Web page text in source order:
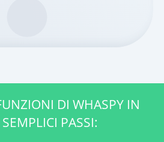
DI WHASPY IN
PASSI: